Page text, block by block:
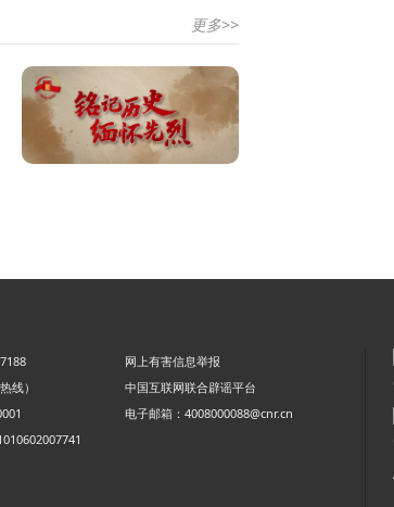
更多>>
网上有害信息举报
线）
中国互联网联合辟谣平台
电子邮箱：4008000088@cnr.cn